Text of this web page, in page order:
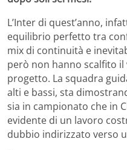
L’Inter di quest’anno,
equilibrio perfetto tra
mix di continuità e
però non hanno scalfito
progetto. La squadra
alti e bassi, sta
sia in campionato che in
evidente di un lavoro
dubbio indirizzato verso